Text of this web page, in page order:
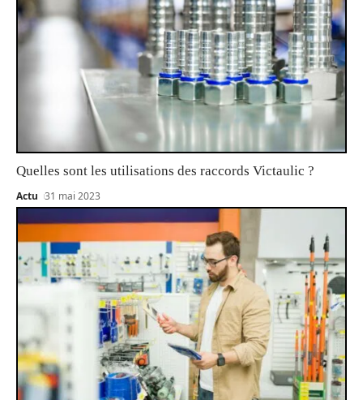
Quelles sont les utilisations des raccords Victaulic ?
Actu 31 mai 2023